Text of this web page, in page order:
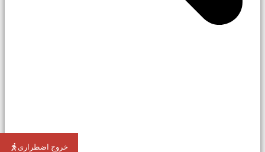
خروج اضطراری